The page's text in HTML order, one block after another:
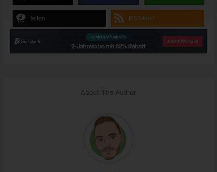
teilen RSS-feed
About The Author